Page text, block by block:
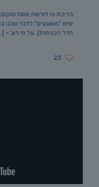
בריכת נוי דורשת שטח
שיש "משוגעים" לדבר שבנו
חדר הכניסה!). על פי רוב –
23